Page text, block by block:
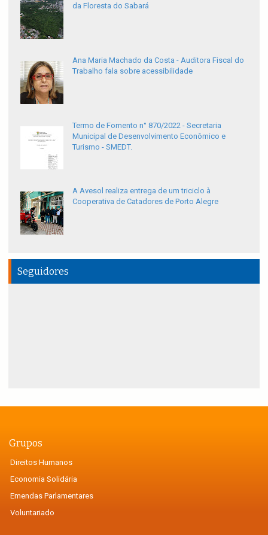
da Floresta do Sabará
Ana Maria Machado da Costa - Auditora Fiscal do
Trabalho fala sobre acessibilidade
Termo de Fomento n° 870/2022 - Secretaria
Municipal de Desenvolvimento Econômico e
Turismo - SMEDT.
A Avesol realiza entrega de um triciclo à
Cooperativa de Catadores de Porto Alegre
Seguidores
Grupos
Direitos Humanos
Economia Solidária
Emendas Parlamentares
Voluntariado